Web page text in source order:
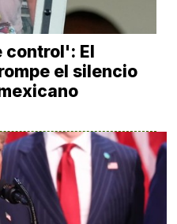
control': El
el silencio